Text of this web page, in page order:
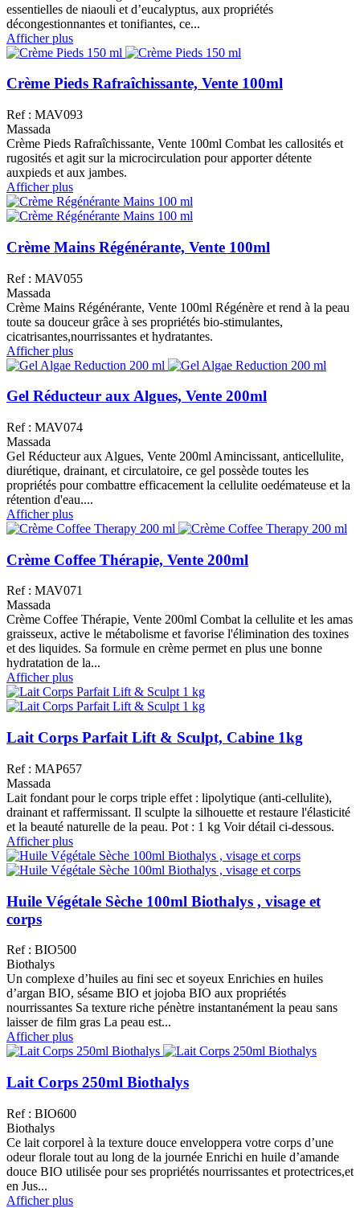
essentielles de niaouli et d’eucalyptus, aux propriétés
décongestionnantes et tonifiantes, ce...
Afficher plus
Crème Pieds Rafraîchissante, Vente 100ml
Ref : MAV093
Massada
Crème Pieds Rafraîchissante, Vente 100ml Combat les callosités et
rugosités et agit sur la microcirculation pour apporter détente
auxpieds et aux jambes.
Afficher plus
Crème Mains Régénérante, Vente 100ml
Ref : MAV055
Massada
Crème Mains Régénérante, Vente 100ml Régénère et rend à la peau
toute sa douceur grâce à ses propriétés bio-stimulantes,
cicatrisantes,nourrissantes et hydratantes.
Afficher plus
Gel Réducteur aux Algues, Vente 200ml
Ref : MAV074
Massada
Gel Réducteur aux Algues, Vente 200ml Amincissant, anticellulite,
diurétique, drainant, et circulatoire, ce gel possède toutes les
propriétés pour combattre efficacement la cellulite oedémateuse et la
rétention d'eau....
Afficher plus
Crème Coffee Thérapie, Vente 200ml
Ref : MAV071
Massada
Crème Coffee Thérapie, Vente 200ml Combat la cellulite et les amas
graisseux, active le métabolisme et favorise l'élimination des toxines
et des liquides. Sa formule en crème permet en plus une bonne
hydratation de la...
Afficher plus
Lait Corps Parfait Lift & Sculpt, Cabine 1kg
Ref : MAP657
Massada
Lait fondant pour le corps triple effet : lipolytique (anti-cellulite),
drainant et raffermissant. Il sculpte la silhouette et restaure l'élasticité
et la beauté naturelle de la peau. Pot : 1 kg Voir détail ci-dessous.
Afficher plus
Huile Végétale Sèche 100ml Biothalys , visage et
corps
Ref : BIO500
Biothalys
Un complexe d’huiles au fini sec et soyeux Enrichies en huiles
d’argan BIO, sésame BIO et jojoba BIO aux propriétés
nourrissantes Sa texture riche pénètre instantanément la peau sans
laisser de film gras La peau est...
Afficher plus
Lait Corps 250ml Biothalys
Ref : BIO600
Biothalys
Ce lait corporel à la texture douce enveloppera votre corps d’une
odeur florale tout au long de la journée Enrichi en huile d’amande
douce BIO utilisée pour ses propriétés nourrissantes et protectrices,et
en Jus...
Afficher plus